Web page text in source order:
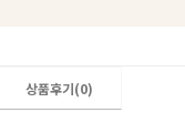
상품후기(0)